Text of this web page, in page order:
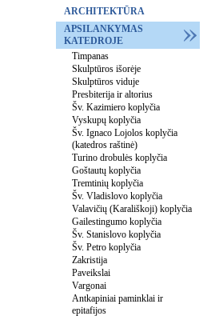
ARCHITEKTŪRA
APSILANKYMAS
KATEDROJE
Timpanas
Skulptūros išorėje
Skulptūros viduje
Presbiterija ir altorius
Šv. Kazimiero koplyčia
Vyskupų koplyčia
Šv. Ignaco Lojolos koplyčia
(katedros raštinė)
Turino drobulės koplyčia
Goštautų koplyčia
Tremtinių koplyčia
Šv. Vladislovo koplyčia
Valavičių (Karališkoji) koplyčia
Gailestingumo koplyčia
Šv. Stanislovo koplyčia
Šv. Petro koplyčia
Zakristija
Paveikslai
Vargonai
Antkapiniai paminklai ir
epitafijos